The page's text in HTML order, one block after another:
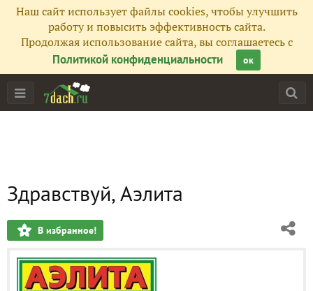
Наш сайт использует файлы cookies, чтобы улучшить
работу и повысить эффективность сайта.
Продолжая использование сайта, вы соглашаетесь с
Политикой конфиденциальности
ок
Здравствуй, Аэлита
В избранное!